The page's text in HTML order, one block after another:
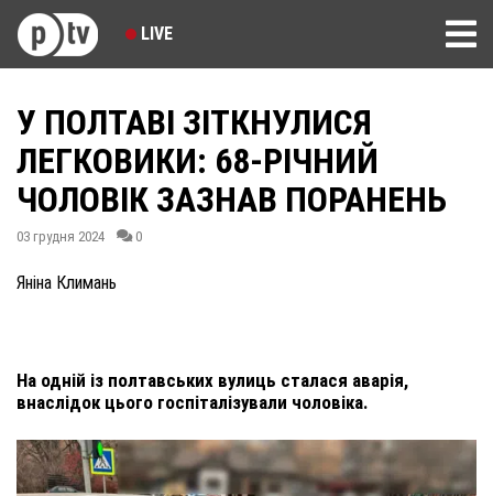
LIVE
У ПОЛТАВІ ЗІТКНУЛИСЯ
ЛЕГКОВИКИ: 68-РІЧНИЙ
ЧОЛОВІК ЗАЗНАВ ПОРАНЕНЬ
03 грудня 2024 0
Яніна Климань
На одній із полтавських вулиць сталася аварія,
внаслідок цього госпіталізували чоловіка.